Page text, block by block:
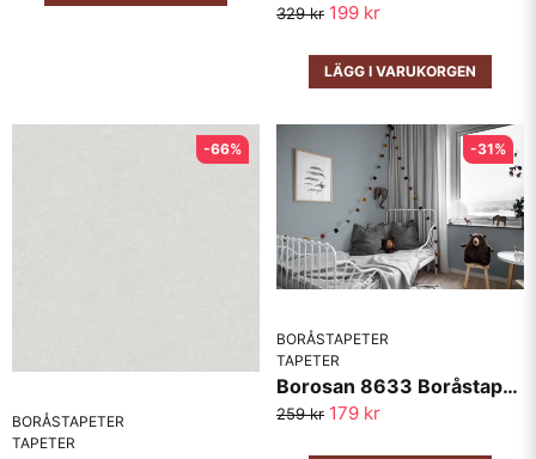
329 kr 199 kr
LÄGG I VARUKORGEN
BORÅSTAPETER
TAPETER
-66%
BORÅSTAPETER
TAPETER
Borosan 8633 Boråstapeter
259 kr 179 kr
-31%